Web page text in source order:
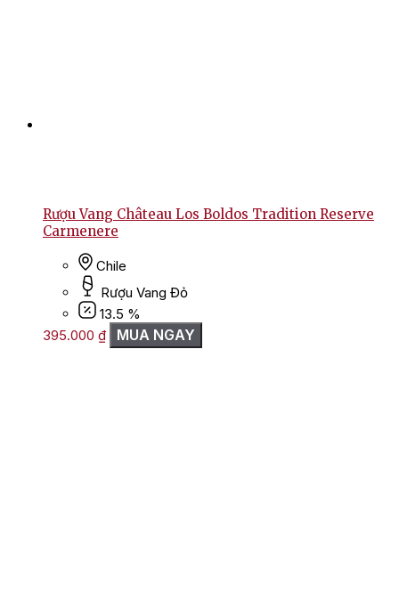
Rượu Vang Château Los Boldos Tradition Reserve
Carmenere
Chile
Rượu Vang Đỏ
13.5 %
395.000 ₫ MUA NGAY